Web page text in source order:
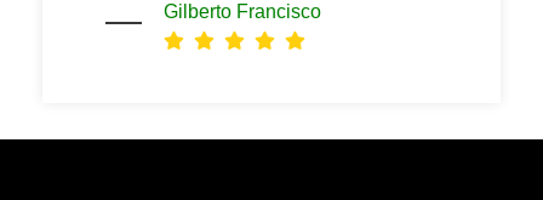
Gilberto Francisco